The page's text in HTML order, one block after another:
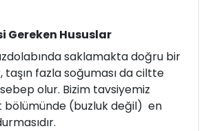
Gereken Hususlar
saklamakta doğru bir
fazla soğuması da ciltte
olur. Bizim tavsiyemiz
bölümünde (buzluk değil) en